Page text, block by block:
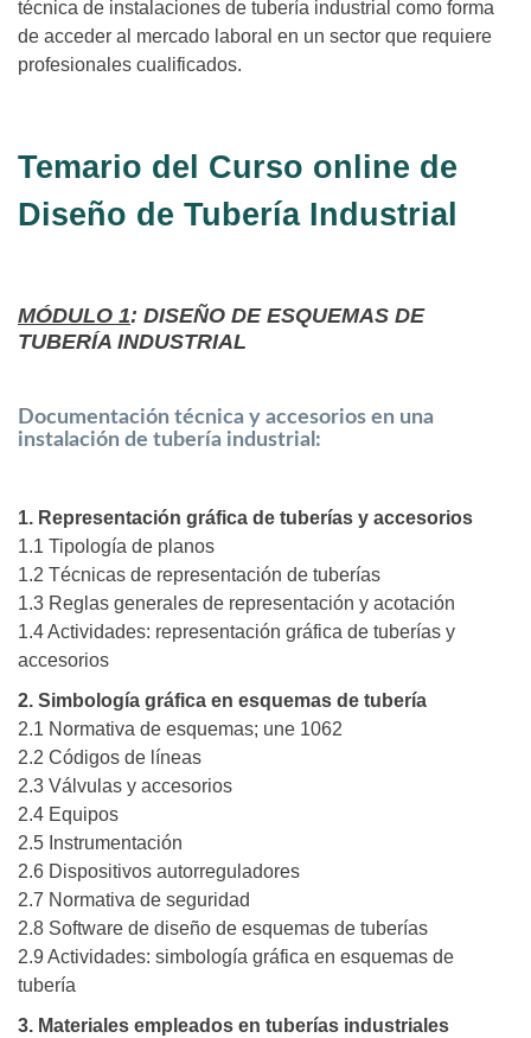
técnica de instalaciones de tubería industrial como forma
de acceder al mercado laboral en un sector que requiere
profesionales cualificados.
Temario del Curso online de
Diseño de Tubería Industrial
MÓDULO 1: DISEÑO DE ESQUEMAS DE
TUBERÍA INDUSTRIAL
Documentación técnica y accesorios en una
instalación de tubería industrial:
1. Representación gráfica de tuberías y accesorios
1.1 Tipología de planos
1.2 Técnicas de representación de tuberías
1.3 Reglas generales de representación y acotación
1.4 Actividades: representación gráfica de tuberías y
accesorios
2. Simbología gráfica en esquemas de tubería
2.1 Normativa de esquemas; une 1062
2.2 Códigos de líneas
2.3 Válvulas y accesorios
2.4 Equipos
2.5 Instrumentación
2.6 Dispositivos autorreguladores
2.7 Normativa de seguridad
2.8 Software de diseño de esquemas de tuberías
2.9 Actividades: simbología gráfica en esquemas de
tubería
3. Materiales empleados en tuberías industriales